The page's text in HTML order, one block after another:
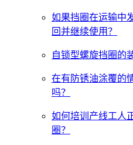
如果挡圈在运输中
回并继续使用？
自锁型螺旋挡圈的
在有防锈油涂覆的
吗？
如何培训产线工人
圈？